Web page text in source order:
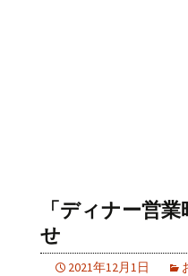
「ディナー営
せ
2021年12月1日